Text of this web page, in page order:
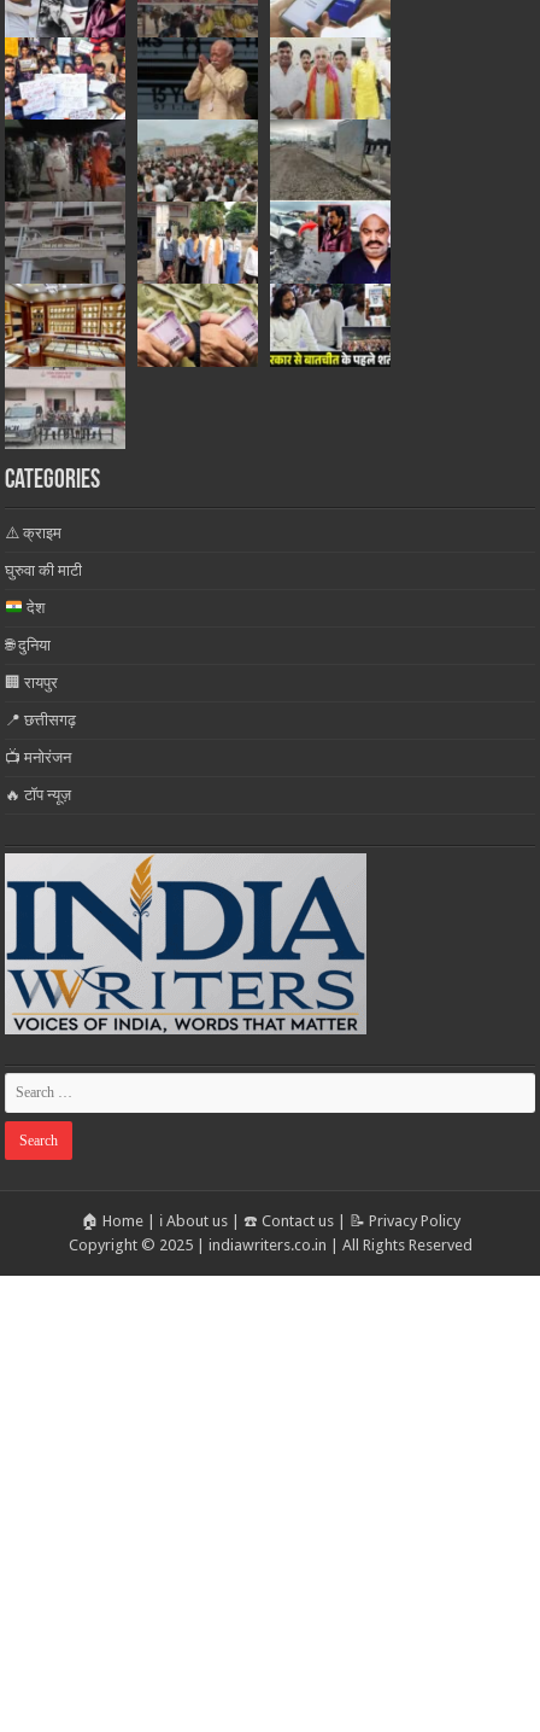
Categories
⚠️ क्राइम
घुरुवा की माटी
देश
🌐 दुनिया
🏢 रायपुर
📍 छत्तीसगढ़
📺 मनोरंजन
🔥 टॉप न्यूज़
🏠 Home| ℹ️ About us| ☎️ Contact us| 📝 Privacy Policy
Copyright © 2025 | indiawriters.co.in | All Rights Reserved